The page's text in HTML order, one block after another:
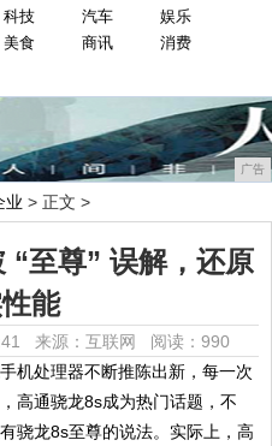
科技 汽车
娱乐
美食 商讯
消费
广告
业 > 正文 >
“至尊” 误解，还原
能
来源：互联网 阅读：990
机处理器不断推陈出新，每一次
高通骁龙8s成为热门话题，不
骁龙8s至尊的说法。实际上，高